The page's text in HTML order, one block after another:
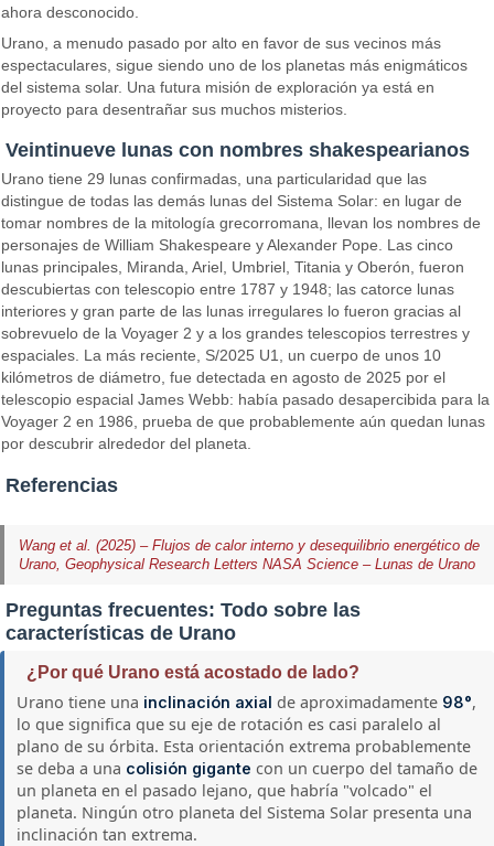
ahora desconocido.
Urano, a menudo pasado por alto en favor de sus vecinos más
espectaculares, sigue siendo uno de los planetas más enigmáticos
del sistema solar. Una futura misión de exploración ya está en
proyecto para desentrañar sus muchos misterios.
Veintinueve lunas con nombres shakespearianos
Urano tiene 29 lunas confirmadas, una particularidad que las
distingue de todas las demás lunas del Sistema Solar: en lugar de
tomar nombres de la mitología grecorromana, llevan los nombres de
personajes de William Shakespeare y Alexander Pope. Las cinco
lunas principales, Miranda, Ariel, Umbriel, Titania y Oberón, fueron
descubiertas con telescopio entre 1787 y 1948; las catorce lunas
interiores y gran parte de las lunas irregulares lo fueron gracias al
sobrevuelo de la Voyager 2 y a los grandes telescopios terrestres y
espaciales. La más reciente, S/2025 U1, un cuerpo de unos 10
kilómetros de diámetro, fue detectada en agosto de 2025 por el
telescopio espacial James Webb: había pasado desapercibida para la
Voyager 2 en 1986, prueba de que probablemente aún quedan lunas
por descubrir alrededor del planeta.
Referencias
Wang et al. (2025) – Flujos de calor interno y desequilibrio energético de
Urano, Geophysical Research Letters NASA Science – Lunas de Urano
Preguntas frecuentes: Todo sobre las
características de Urano
¿Por qué Urano está acostado de lado?
Urano tiene una inclinación axial de aproximadamente 98°,
lo que significa que su eje de rotación es casi paralelo al
plano de su órbita. Esta orientación extrema probablemente
se deba a una colisión gigante con un cuerpo del tamaño de
un planeta en el pasado lejano, que habría "volcado" el
planeta. Ningún otro planeta del Sistema Solar presenta una
inclinación tan extrema.